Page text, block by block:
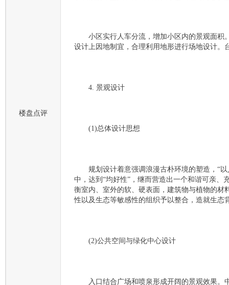
楼盘点评
小区实行人车分流，增加小区内的景观面积
设计上因地制宜，合理利用地形进行场地设计
4. 景观设计
(1)总体设计思想
规划设计着意强调浪漫古朴环境的塑造，“以
中，达到“均好性”，继而营造出一个和谐可亲
衡室内、室外的软、硬表面，建筑物与植物的
性以及生态等敏感性的组织予以整合，造就生
(2)公共空间与绿化中心设计
入口结合广场和喷泉形成开阔的景观效果。